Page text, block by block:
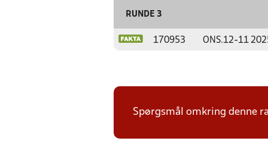
RUNDE 3
170953 ONS.12-11
Spørgsmål omkring denne